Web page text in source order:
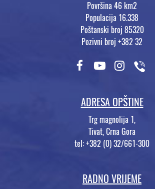
Površina 46 km2
Populacija 16.338
Poštanski broj 85320
Pozivni broj +382 32
ADRESA OPŠTINE
Trg magnolija 1,
Tivat, Crna Gora
tel: +382 (0) 32/661-300
RADNO VRIJEME